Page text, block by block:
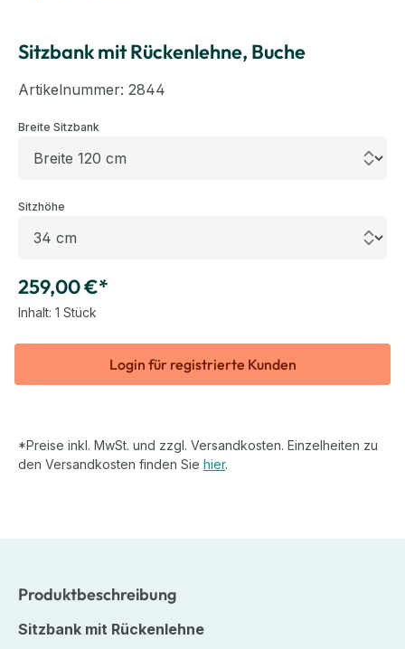
Sitzbank mit Rückenlehne, Buche
Artikelnummer: 2844
Breite Sitzbank
Sitzhöhe
259,00 €*
Inhalt: 1 Stück
Login für registrierte Kunden
*Preise inkl. MwSt. und zzgl. Versandkosten. Einzelheiten zu
den Versandkosten finden Sie hier.
Produktbeschreibung
Sitzbank mit Rückenlehne